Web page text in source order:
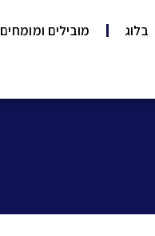
בלוג מובילים ומומחים